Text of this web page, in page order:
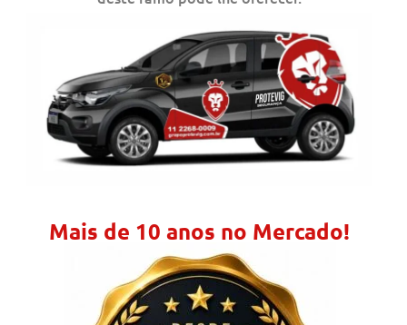
Mais de 10 anos no Mercado!